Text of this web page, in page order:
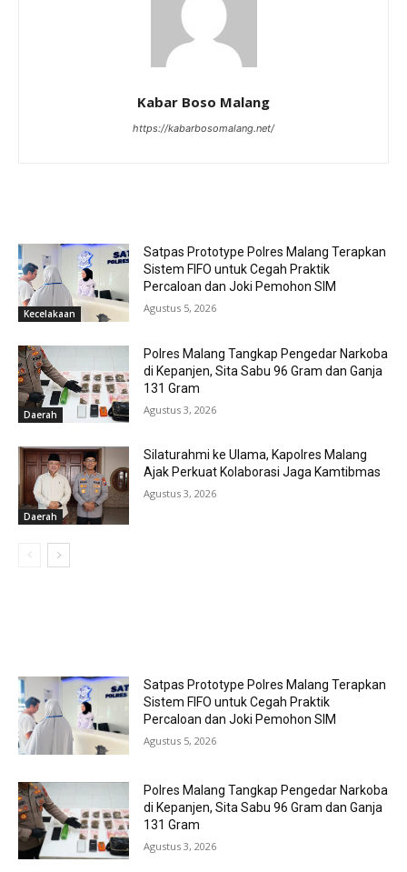
Kabar Boso Malang
https://kabarbosomalang.net/
Kecelakaan
Satpas Prototype Polres Malang Terapkan
Sistem FIFO untuk Cegah Praktik
Percaloan dan Joki Pemohon SIM
Agustus 5, 2026
Daerah
Polres Malang Tangkap Pengedar Narkoba
di Kepanjen, Sita Sabu 96 Gram dan Ganja
131 Gram
Agustus 3, 2026
Daerah
Silaturahmi ke Ulama, Kapolres Malang
Ajak Perkuat Kolaborasi Jaga Kamtibmas
Agustus 3, 2026
Satpas Prototype Polres Malang Terapkan
Sistem FIFO untuk Cegah Praktik
Percaloan dan Joki Pemohon SIM
Agustus 5, 2026
Polres Malang Tangkap Pengedar Narkoba
di Kepanjen, Sita Sabu 96 Gram dan Ganja
131 Gram
Agustus 3, 2026